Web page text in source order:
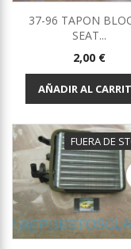
37-96 TAPON
SEAT...
Precio
2,00 €
AÑADIR AL
FUERA DE